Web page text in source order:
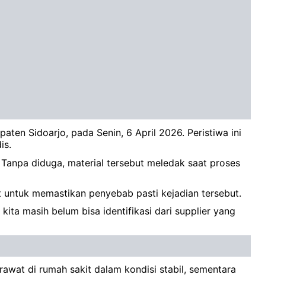
Sidoarjo, pada Senin, 6 April 2026. Peristiwa ini
diduga, material tersebut meledak saat proses
untuk memastikan penyebab pasti kejadian tersebut.
masih belum bisa identifikasi dari supplier yang
di rumah sakit dalam kondisi stabil, sementara